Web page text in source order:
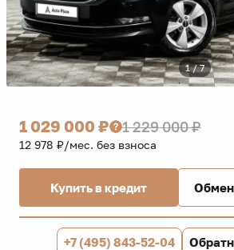
1 / 7
1 029 000 ₽ 1 229 000 ₽
12 978 ₽/мес. без взноса
Купить в кредит
+7 (495) 843-52-04